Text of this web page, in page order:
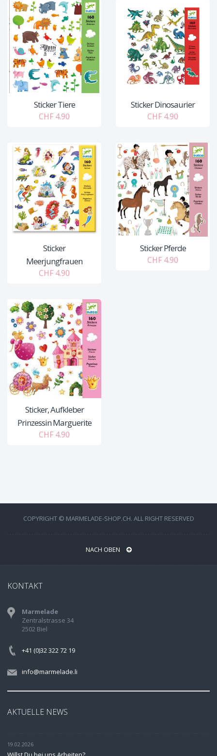
Sticker Tiere
CHF 4.90
Sticker Dinosaurier
CHF 4.90
Sticker
Meerjungfrauen
CHF 4.90
Sticker Pferde
CHF 4.90
Sticker, Aufkleber
Prinzessin Marguerite
CHF 4.90
COPYRIGHT © MARMELADE-SHOP.CH. ALL RIGHT RESERVED
NACH OBEN
KONTAKT
Marmelade
Zentralstrasse 34
2502 Biel
+41 (0)32 322 72 19
info@marmelade.li
AKTUELLE NEWS
19.02.2026